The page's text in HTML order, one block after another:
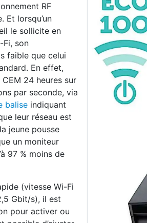
RF
Et lorsqu’un
le sollicite en
Fi, son
faible que celui
En effet,
24 heures sur
par seconde, via
balise indiquant
leur réseau est
jeune pousse
un moniteur
97 % moins de
(vitesse Wi-Fi
Gbit/s), il est
pour activer ou